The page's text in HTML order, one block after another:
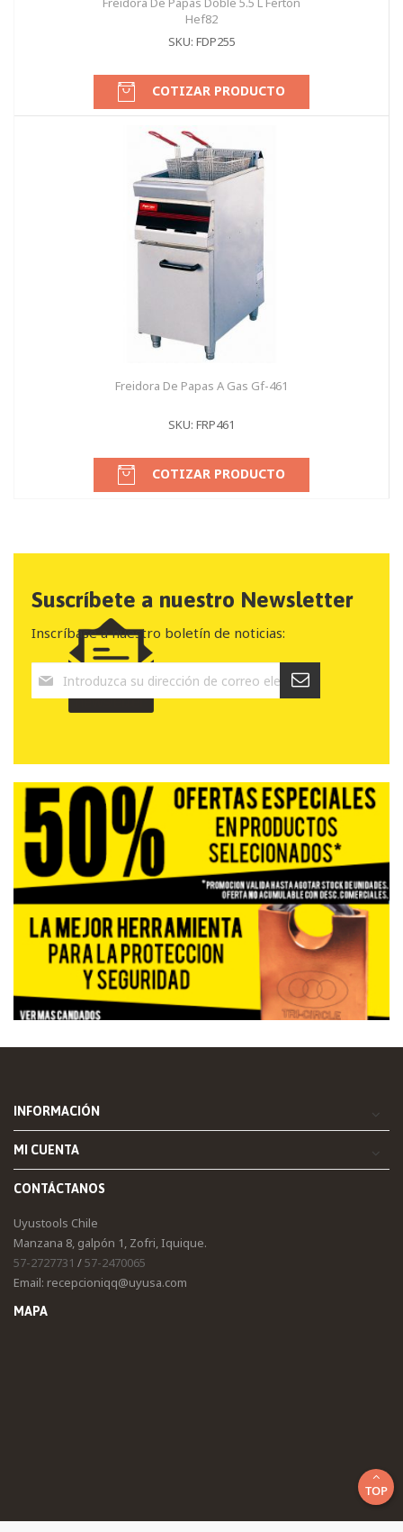
Hef82
SKU: FDP255
COTIZAR PRODUCTO
Freidora De Papas A Gas Gf-461
SKU: FRP461
COTIZAR PRODUCTO
Suscríbete a nuestro Newsletter
Inscríbase a nuestro boletín de noticias:
INFORMACIÓN
MI CUENTA
CONTÁCTANOS
Uyustools Chile
Manzana 8, galpón 1, Zofri, Iquique.
57-2727731 /57-2470065
Email: recepcioniqq@uyusa.com
MAPA
TOP